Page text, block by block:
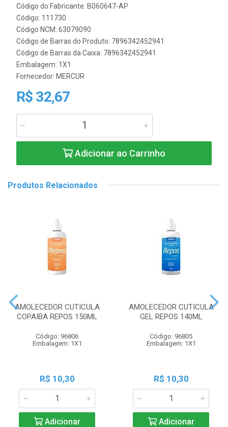
Código do Fabricante: B060647-AP
Código: 111730
Código NCM: 63079090
Código de Barras do Produto: 7896342452941
Código de Barras da Caixa: 7896342452941
Embalagem: 1X1
Fornecedor: MERCUR
R$ 32,67
Adicionar ao Carrinho
Produtos Relacionados
AMOLECEDOR CUTICULA
COPAIBA REPOS 150ML
Código: 96806
Embalagem: 1X1
R$ 10,30
Adicionar
AMOLECEDOR CUTICULA
GEL REPOS 140ML
Código: 96805
Embalagem: 1X1
R$ 10,30
Adicionar